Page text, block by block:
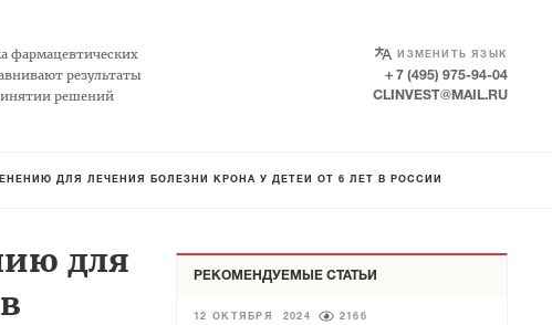
фармацевтических
результаты
решений
ИЗМЕНИТЬ ЯЗЫК
SELECT LANGUAGE
+ 7 (495) 975-94-04
CLINVEST@MAIL.RU
ДЛЯ ЛЕЧЕНИЯ БОЛЕЗНИ КРОНА У ДЕТЕЙ ОТ 6 ЛЕТ В РОССИИ
для
РЕКОМЕНДУЕМЫЕ СТАТЬИ
12 ОКТЯБРЯ 2024 2166